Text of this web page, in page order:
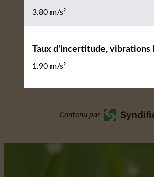
3.80 m/s²
Taux d'incertitude, vibrations
1.90 m/s²
Contenu par